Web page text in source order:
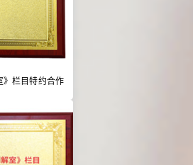
》栏目特约合作